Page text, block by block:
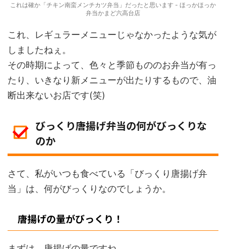
これは確か「チキン南蛮メンチカツ弁当」だったと思います - ほっかほっか
弁当かまど六高台店
これ、レギュラーメニューじゃなかったような気が
しましたねぇ。
その時期によって、色々と季節もののお弁当が有っ
たり、いきなり新メニューが出たりするもので、油
断出来ないお店です(笑)
びっくり唐揚げ弁当の何がびっくりな
のか
さて、私がいつも食べている「びっくり唐揚げ弁
当」は、何がびっくりなのでしょうか。
唐揚げの量がびっくり！